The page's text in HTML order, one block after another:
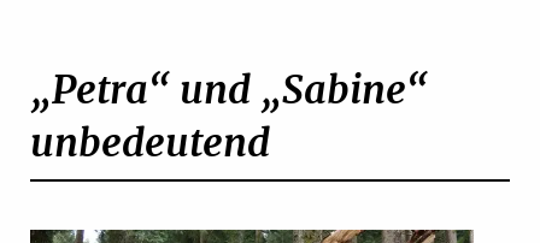
„Petra“ und „Sabine“
unbedeutend